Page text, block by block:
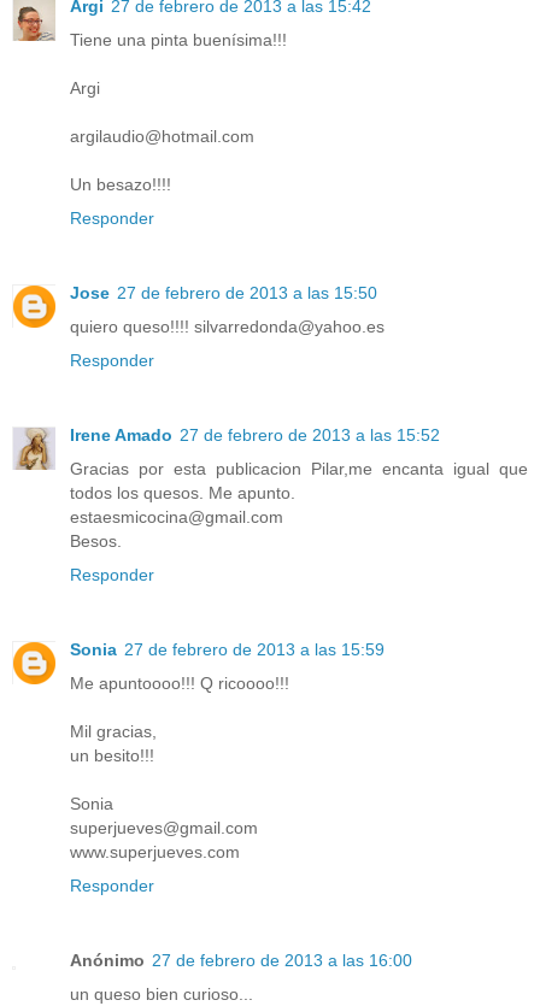
Argi 27 de febrero de 2013 a las 15:42
Tiene una pinta buenísima!!!
Argi
argilaudio@hotmail.com
Un besazo!!!!
Responder
Jose 27 de febrero de 2013 a las 15:50
quiero queso!!!! silvarredonda@yahoo.es
Responder
Irene Amado 27 de febrero de 2013 a las 15:52
Gracias por esta publicacion Pilar,me encanta igual que
todos los quesos. Me apunto.
estaesmicocina@gmail.com
Besos.
Responder
Sonia 27 de febrero de 2013 a las 15:59
Me apuntoooo!!! Q ricoooo!!!
Mil gracias,
un besito!!!
Sonia
superjueves@gmail.com
www.superjueves.com
Responder
Anónimo 27 de febrero de 2013 a las 16:00
un queso bien curioso...